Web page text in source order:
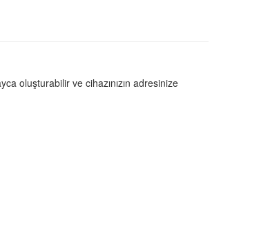
oluşturabilir ve cihazınızın adresinize